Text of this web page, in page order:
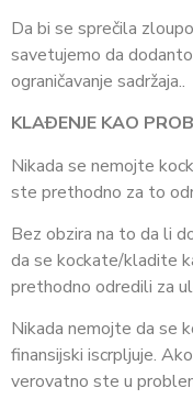
Da bi se sprečila
savetujemo da
ograničavanje sadržaja..
KLAÐENJE KAO
Nikada se nemojte
ste prethodno za to
Bez obzira na to da li
da se kockate/kladite
prethodno odredili za
Nikada nemojte da se
finansijski iscrpljuje.
verovatno ste u